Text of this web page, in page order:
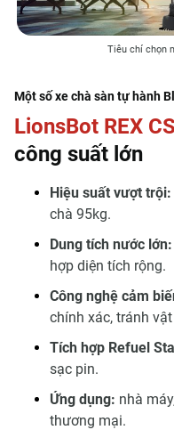
Tiêu chí chọn
Một số xe chà sàn tự hành
LionsBot REX CS
công suất lớn
Hiệu suất vượt trội:
chà 95kg.
Dung tích nước lớn:
hợp diện tích rộng.
Công nghệ cảm
chính xác, tránh
Tích hợp Refuel
sạc pin.
Ứng dụng: nhà
thương mại.